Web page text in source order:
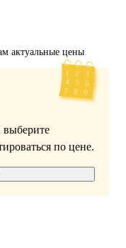
актуальные цены
выберите
по цене.